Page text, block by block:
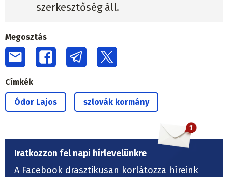
szerkesztőség áll.
Megosztás
Címkék
Ódor Lajos szlovák kormány
Iratkozzon fel napi hírlevelünkre
A Facebook drasztikusan korlátozza híreink